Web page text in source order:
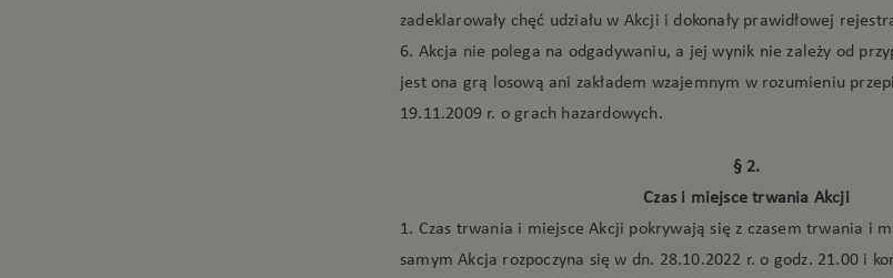
zadeklarowały chęć udziału w Akcji i dokonały prawidłowej
6. Akcja nie polega na odgadywaniu, a jej wynik nie zależy od
jest ona grą losową ani zakładem wzajemnym w rozumieniu
19.11.2009 r. o grach hazardowych.
§ 2.
Czas i miejsce trwania Akcji
1. Czas trwania i miejsce Akcji pokrywają się z czasem trwania i
samym Akcja rozpoczyna się w dn. 28.10.2022 r. o godz. 21.00 i